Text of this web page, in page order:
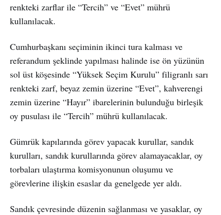
renkteki zarflar ile “Tercih” ve “Evet” mührü
kullanılacak.
Cumhurbaşkanı seçiminin ikinci tura kalması ve
referandum şeklinde yapılması halinde ise ön yüzünün
sol üst köşesinde “Yüksek Seçim Kurulu” filigranlı sarı
renkteki zarf, beyaz zemin üzerine “Evet”, kahverengi
zemin üzerine “Hayır” ibarelerinin bulunduğu birleşik
oy pusulası ile “Tercih” mührü kullanılacak.
Gümrük kapılarında görev yapacak kurullar, sandık
kurulları, sandık kurullarında görev alamayacaklar, oy
torbaları ulaştırma komisyonunun oluşumu ve
görevlerine ilişkin esaslar da genelgede yer aldı.
Sandık çevresinde düzenin sağlanması ve yasaklar, oy